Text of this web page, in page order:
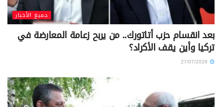
جميع الأخبار
بعد انقسام حزب أتاتورك.. من يربح زعامة المعارضة في
تركيا وأين يقف الأكراد؟